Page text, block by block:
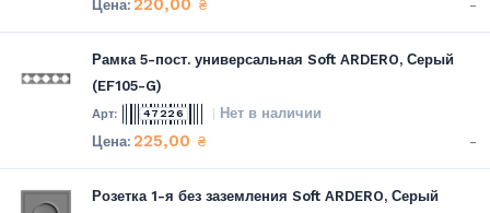
220,00 ₴ -
Рамка 5-пост. универсальная Soft ARDERO, Серый
(EF105-G)
47226 Нет в наличии
225,00 ₴ -
Розетка 1-я без заземления Soft ARDERO, Серый